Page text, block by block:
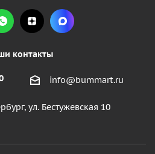
контакты
info@bummart.ru
ул. Бестужевская 10